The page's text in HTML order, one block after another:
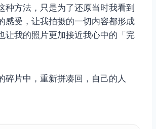
种方法，只是为了还原当时我看到
感受，让我拍摄的一切内容都形成
让我的照片更加接近我心中的「完
碎片中，重新拼凑回，自己的人